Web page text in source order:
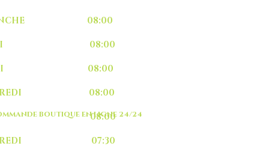
BOUTIQUE EN LIGNE 24/24
08:00
08:00
08:00
08:00
08:00
07:30